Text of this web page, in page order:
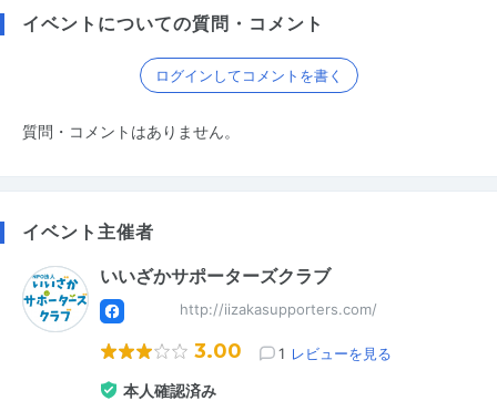
イベントについての質問・コメント
ログインしてコメントを書く
質問・コメントはありません。
イベント主催者
いいざかサポーターズクラブ
http://iizakasupporters.com/
3.00 1 レビューを見る
本人確認済み